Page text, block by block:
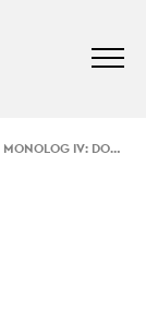
MONOLOG IV: DOBRO